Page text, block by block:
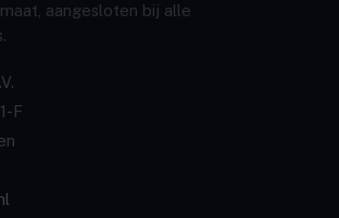
aangesloten bij alle
F